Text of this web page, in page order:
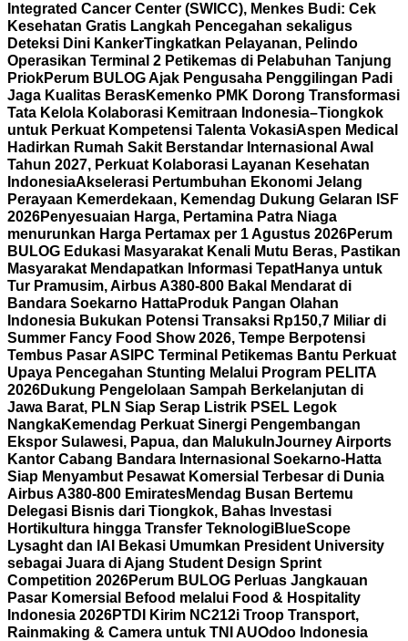
Integrated Cancer Center (SWICC), Menkes Budi: Cek
Kesehatan Gratis Langkah Pencegahan sekaligus
Deteksi Dini KankerTingkatkan Pelayanan, Pelindo
Operasikan Terminal 2 Petikemas di Pelabuhan Tanjung
PriokPerum BULOG Ajak Pengusaha Penggilingan Padi
Jaga Kualitas BerasKemenko PMK Dorong Transformasi
Tata Kelola Kolaborasi Kemitraan Indonesia–Tiongkok
untuk Perkuat Kompetensi Talenta VokasiAspen Medical
Hadirkan Rumah Sakit Berstandar Internasional Awal
Tahun 2027, Perkuat Kolaborasi Layanan Kesehatan
IndonesiaAkselerasi Pertumbuhan Ekonomi Jelang
Perayaan Kemerdekaan, Kemendag Dukung Gelaran ISF
2026Penyesuaian Harga, Pertamina Patra Niaga
menurunkan Harga Pertamax per 1 Agustus 2026Perum
BULOG Edukasi Masyarakat Kenali Mutu Beras, Pastikan
Masyarakat Mendapatkan Informasi TepatHanya untuk
Tur Pramusim, Airbus A380-800 Bakal Mendarat di
Bandara Soekarno HattaProduk Pangan Olahan
Indonesia Bukukan Potensi Transaksi Rp150,7 Miliar di
Summer Fancy Food Show 2026, Tempe Berpotensi
Tembus Pasar AS IPC Terminal Petikemas Bantu Perkuat
Upaya Pencegahan Stunting Melalui Program PELITA
2026Dukung Pengelolaan Sampah Berkelanjutan di
Jawa Barat, PLN Siap Serap Listrik PSEL Legok
NangkaKemendag Perkuat Sinergi Pengembangan
Ekspor Sulawesi, Papua, dan Maluku InJourney Airports
Kantor Cabang Bandara Internasional Soekarno-Hatta
Siap Menyambut Pesawat Komersial Terbesar di Dunia
Airbus A380-800 EmiratesMendag Busan Bertemu
Delegasi Bisnis dari Tiongkok, Bahas Investasi
Hortikultura hingga Transfer TeknologiBlueScope
Lysaght dan IAI Bekasi Umumkan President University
sebagai Juara di Ajang Student Design Sprint
Competition 2026Perum BULOG Perluas Jangkauan
Pasar Komersial Befood melalui Food & Hospitality
Indonesia 2026PTDI Kirim NC212i Troop Transport,
Rainmaking & Camera untuk TNI AUOdoo Indonesia